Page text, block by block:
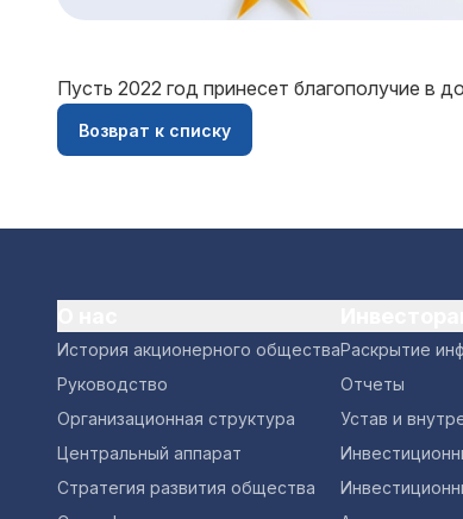
Пусть 2022 год принесет благополучие в
Возврат к списку
История акционерного общества
Руководство
Организационная структура
Центральный аппарат
Стратегия развития общества
Раскрытие
Отчеты
Устав и